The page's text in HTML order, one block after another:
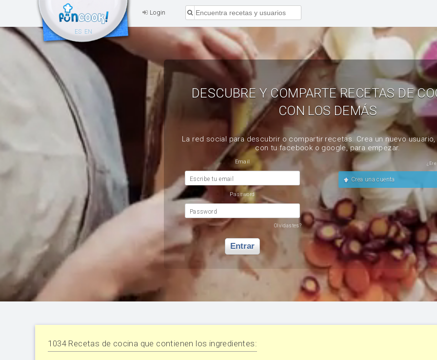
Login
ES EN
DESCUBRE Y COMPARTE RECETAS DE
CON LOS DEMÁS
La red social para descubrir o compartir recetas. Crea un nuevo
con tu facebook o google, para empezar.
Email
Escribe tu email
Password
Password
Olvidastes?
Entrar
Crea una cuenta
1034 Recetas de cocina que contienen los ingredientes: